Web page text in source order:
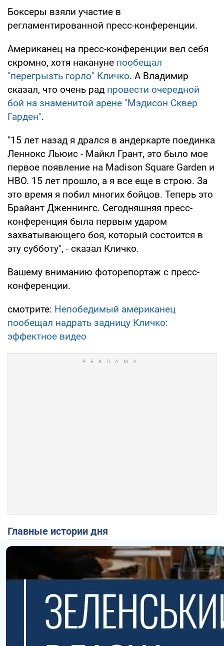
Боксеры взяли участие в
регламентированной пресс-конференции.
Американец на пресс-конференции вел себя
скромно, хотя накануне пообещал
"перегрызть горло" Кличко. А Владимир
сказал, что очень рад провести очередной
бой на знаменитой арене "Мэдисон Сквер
Гарден".
"15 лет назад я дрался в андеркарте поединка
Леннокс Льюис - Майкл Грант, это было мое
первое появление на Madison Square Garden и
HBO. 15 лет прошло, а я все еще в строю. За
это время я побил многих бойцов. Теперь это
Брайант Дженнингс. Сегодняшняя пресс-
конференция была первым ударом
захватывающего боя, который состоится в
эту субботу", - сказал Кличко.
Вашему вниманию фоторепортаж с пресс-
конференции.
смотрите: Непобедимый американец
пообещал надрать задницу Кличко:
эффектное видео
Главные истории дня